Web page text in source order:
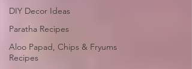
DIY Decor Ideas
Paratha Recipes
Aloo Papad, Chips & Fryums
Recipes